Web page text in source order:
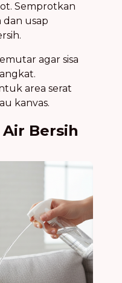
Semprotkan
dan usap
agar sisa
area serat
kanvas.
Bersih